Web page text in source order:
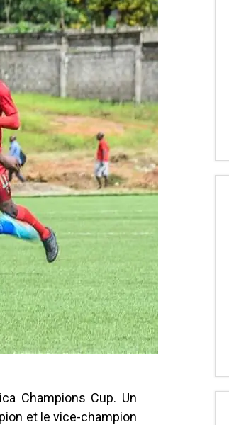
Champions Cup. Un
et le vice-champion